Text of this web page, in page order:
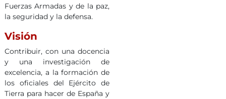
Fuerzas Armadas y de la paz,
la seguridad y la defensa.
Visión
Contribuir, con una docencia
y una investigación de
excelencia, a la formación de
los oficiales del Ejército de
Tierra para hacer de España y